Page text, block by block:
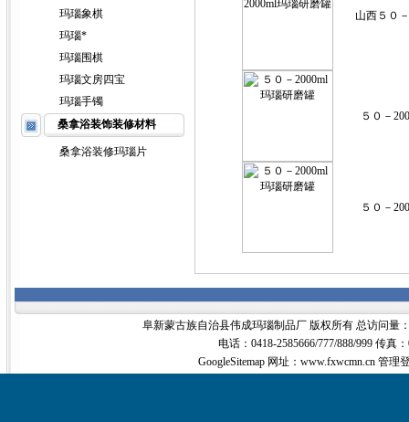
玛瑙象棋
玛瑙*
玛瑙围棋
玛瑙文房四宝
玛瑙手镯
桑拿浴装饰装修材料
桑拿浴装修玛瑙片
山西５０
５０－
５０－
阜新蒙古族自治县伟成玛瑙制品厂 版权所有 总访问量
电话：0418-2585666/777/888/999 传真
GoogleSitemap网址：www.fxwcmn.cn 管理